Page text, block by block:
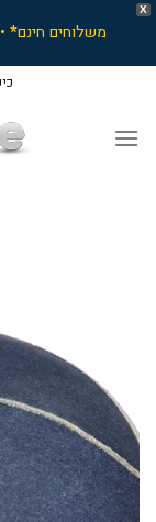
X
משלוחים חינם*
content